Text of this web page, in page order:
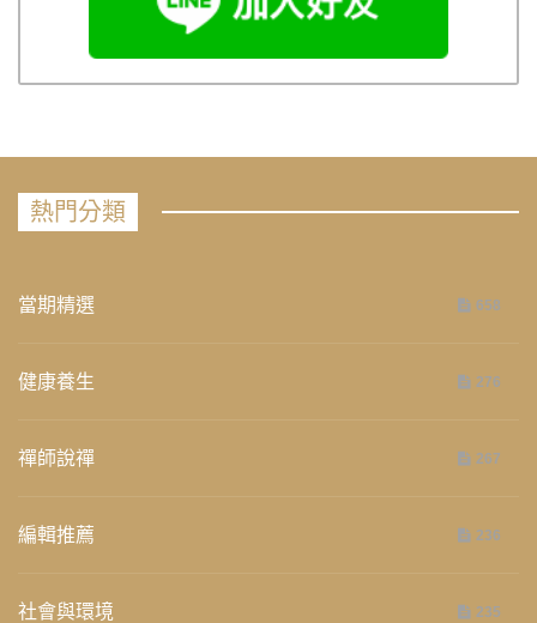
熱門分類
當期精選 658
健康養生 276
禪師說禪 267
編輯推薦 236
社會與環境 235